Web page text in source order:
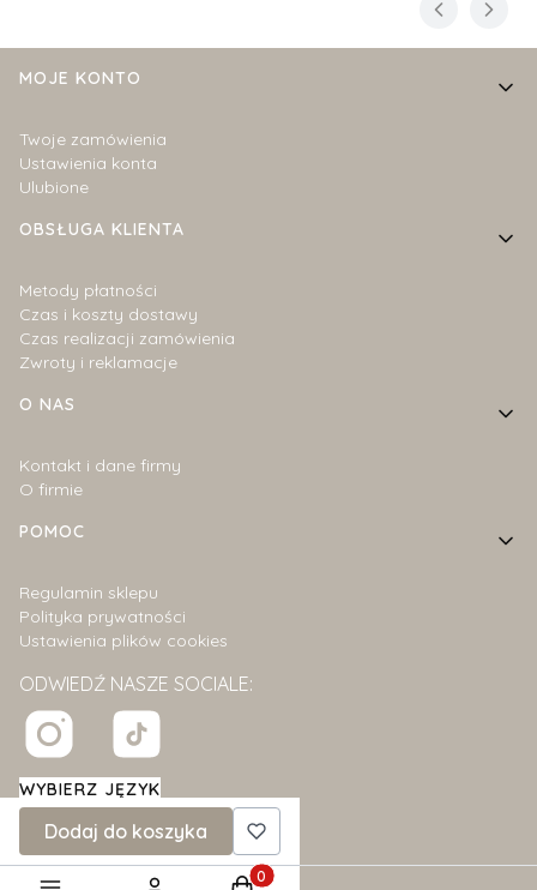
Linki w stopce
MOJE KONTO
Twoje zamówienia
Ustawienia konta
Ulubione
OBSŁUGA KLIENTA
Metody płatności
Czas i koszty dostawy
Czas realizacji zamówienia
Zwroty i reklamacje
O NAS
Kontakt i dane firmy
O firmie
POMOC
Regulamin sklepu
Polityka prywatności
Ustawienia plików cookies
ODWIEDŹ NASZE SOCIALE:
WYBIERZ JĘZYK
Dodaj do koszyka